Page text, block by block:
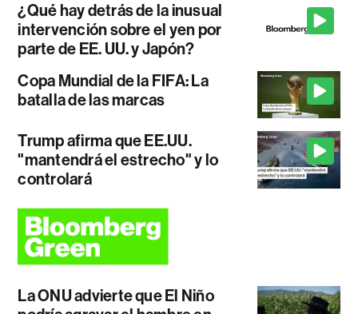
¿Qué hay detrás de la inusual
intervención sobre el yen por
parte de EE. UU. y Japón?
Copa Mundial de la FIFA: La
batalla de las marcas
Trump afirma que EE.UU.
"mantendrá el estrecho" y lo
controlará
La ONU advierte que El Niño